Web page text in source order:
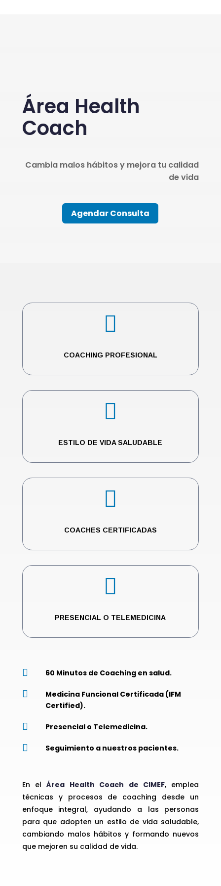
Área Health
Coach
Cambia malos hábitos y mejora tu calidad
de vida
Agendar Consulta

COACHING PROFESIONAL

ESTILO DE VIDA SALUDABLE

COACHES CERTIFICADAS

PRESENCIAL O TELEMEDICINA
 60 Minutos de Coaching en salud.

Medicina Funcional Certificada (IFM
Certified).
 Presencial o Telemedicina.
 Seguimiento a nuestros pacientes.
En elÁrea Health Coach de CIMEF, emplea
técnicas y procesos de coaching desde un
enfoque integral, ayudando a las personas
para que adopten un estilo de vida saludable,
cambiando malos hábitos y formando nuevos
que mejoren su calidad de vida.